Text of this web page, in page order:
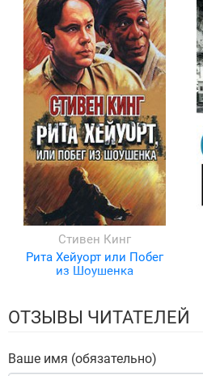
Стивен Кинг
Рита Хейуорт или Побег
из Шоушенка
ОТЗЫВЫ ЧИТАТЕЛЕЙ
Ваше имя (обязательно)